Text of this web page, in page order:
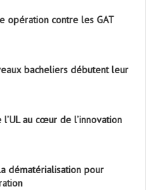
opération contre les GAT
bacheliers débutent leur
au cœur de l’innovation
dématérialisation pour